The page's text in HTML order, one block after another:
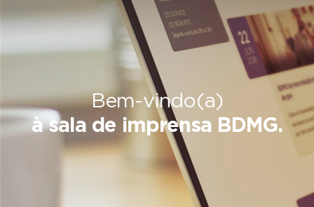
Bem-vindo(a)
à sala de imprensa BDMG.